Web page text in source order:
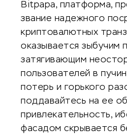
Bitpapa, платформа,
звание надежного
криптовалютных
оказывается зыбучим
затягивающим
пользователей в
потерь и горького
поддавайтесь на ее
привлекательность,
фасадом скрывается